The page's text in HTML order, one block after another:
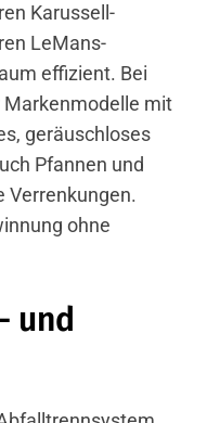
Karussell-
LeMans-
effizient. Bei
Markenmodelle mit
geräuschloses
Pfannen und
Verrenkungen.
ohne
und